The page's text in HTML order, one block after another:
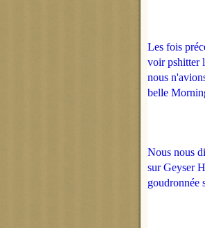
Les fois
voir pshitter
nous
belle
Nous nous
sur Geyser
goudronnée